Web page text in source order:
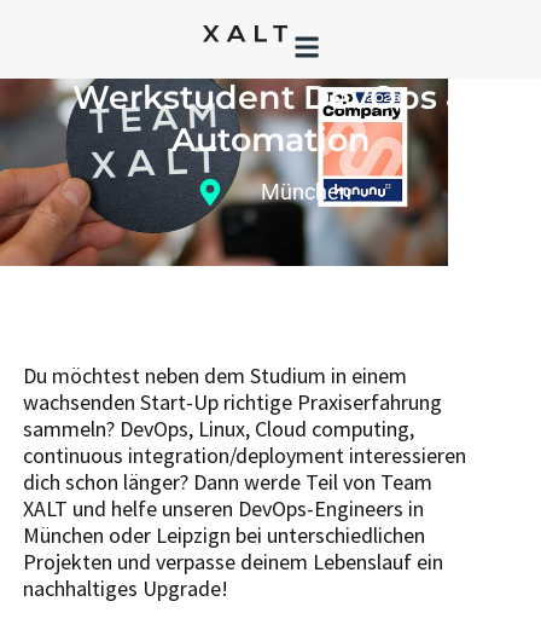
WERDE TEIL VON TEAM XALT ALS:
Werkstudent DevOps &
Automation
München
Du möchtest neben dem Studium in einem
wachsenden Start-Up richtige Praxiserfahrung
sammeln? DevOps, Linux, Cloud computing,
continuous integration/deployment interessieren
dich schon länger? Dann werde Teil von Team
XALT und helfe unseren DevOps-Engineers in
München oder Leipzign bei unterschiedlichen
Projekten und verpasse deinem Lebenslauf ein
nachhaltiges Upgrade!